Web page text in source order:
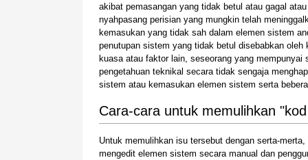
akibat pemasangan yang tidak betul atau gagal atau
nyahpasang perisian yang mungkin telah
kemasukan yang tidak sah dalam elemen sistem
penutupan sistem yang tidak betul disebabkan oleh
kuasa atau faktor lain, seseorang yang mempunyai
pengetahuan teknikal secara tidak sengaja
sistem atau kemasukan elemen sistem serta
Cara-cara untuk memulihkan
Untuk memulihkan isu tersebut dengan serta-
mengedit elemen sistem secara manual dan